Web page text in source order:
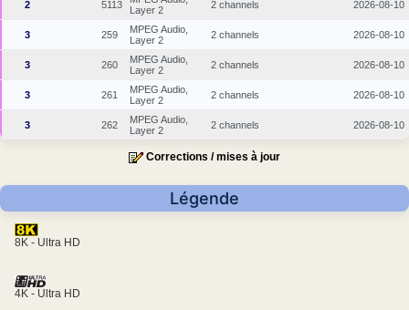
2 5113
Layer 2
2 channels 2026-08-10
3 259
MPEG Audio,
Layer 2
2 channels 2026-08-10
3 260
MPEG Audio,
Layer 2
2 channels 2026-08-10
3 261
MPEG Audio,
Layer 2
2 channels 2026-08-10
3 262
MPEG Audio,
Layer 2
2 channels 2026-08-10
Corrections / mises à jour
Légende
8K - Ultra HD
4K - Ultra HD